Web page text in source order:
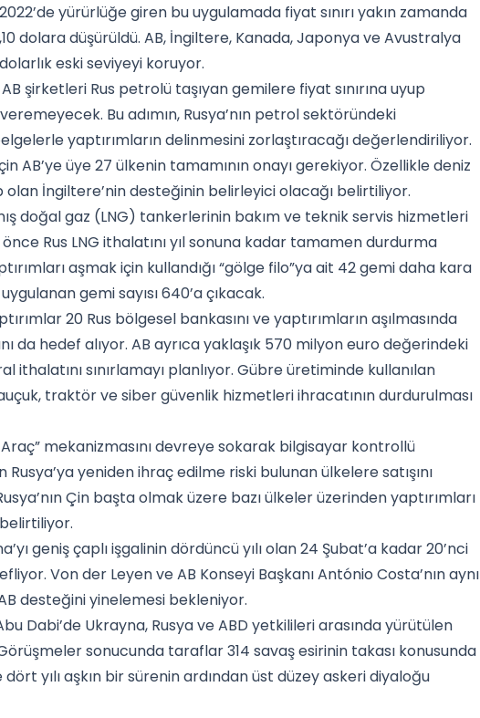
yürürlüğe giren bu uygulamada fiyat sınırı yakın zamanda
dolara düşürüldü. AB, İngiltere, Kanada, Japonya ve Avustralya
eski seviyeyi koruyor.
şirketleri Rus petrolü taşıyan gemilere fiyat sınırına uyup
Bu adımın, Rusya’nın petrol sektöründeki
yaptırımların delinmesini zorlaştıracağı değerlendiriliyor.
AB’ye üye 27 ülkenin tamamının onayı gerekiyor. Özellikle deniz
olan İngiltere’nin desteğinin belirleyici olacağı belirtiliyor.
doğal gaz (LNG) tankerlerinin bakım ve teknik servis hizmetleri
Rus LNG ithalatını yıl sonuna kadar tamamen durdurma
aşmak için kullandığı “gölge filo”ya ait 42 gemi daha kara
gemi sayısı 640’a çıkacak.
20 Rus bölgesel bankasını ve yaptırımların aşılmasında
da hedef alıyor. AB ayrıca yaklaşık 570 milyon euro değerindeki
ithalatını sınırlamayı planlıyor. Gübre üretiminde kullanılan
traktör ve siber güvenlik hizmetleri ihracatının durdurulması
Araç” mekanizmasını devreye sokarak bilgisayar kontrollü
yeniden ihraç edilme riski bulunan ülkelere satışını
Çin başta olmak üzere bazı ülkeler üzerinden yaptırımları
geniş çaplı işgalinin dördüncü yılı olan 24 Şubat’a kadar 20’nci
Von der Leyen ve AB Konseyi Başkanı António Costa’nın aynı
desteğini yinelemesi bekleniyor.
Dabi’de Ukrayna, Rusya ve ABD yetkilileri arasında yürütülen
sonucunda taraflar 314 savaş esirinin takası konusunda
yılı aşkın bir sürenin ardından üst düzey askeri diyaloğu